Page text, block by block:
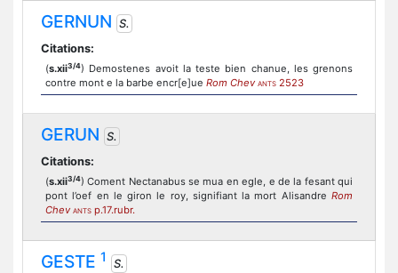
GERNUN S.
Citations:
(s.xii3/4) Demostenes avoit la teste bien chanue, les grenons
contre mont e la barbe encr[e]ue Rom Chev ANTS 2523
GERUN S.
Citations:
(s.xii3/4) Coment Nectanabus se mua en egle, e de la fesant qui
pont l’oef en le giron le roy, signifiant la mort Alisandre Rom
Chev ANTS p.17.rubr.
GESTE 1
S.